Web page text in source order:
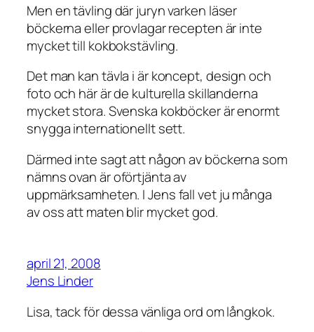
Men en tävling där juryn varken läser
böckerna eller provlagar recepten är inte
mycket till kokbokstävling.
Det man kan tävla i är koncept, design och
foto och här är de kulturella skillanderna
mycket stora. Svenska kokböcker är enormt
snygga internationellt sett.
Därmed inte sagt att någon av böckerna som
nämns ovan är oförtjänta av
uppmärksamheten. I Jens fall vet ju många
av oss att maten blir mycket god.
april 21, 2008
Jens Linder
Lisa, tack för dessa vänliga ord om långkok.